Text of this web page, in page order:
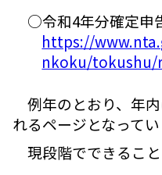
○令和4年分確定
https://
nkoku/tokushu/
例年のとおり、年
れるページとなってい
現段階でできること